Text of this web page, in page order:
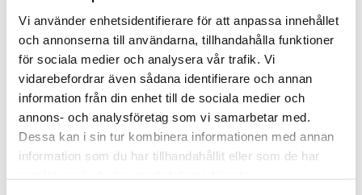
Vi använder enhetsidentifierare för att anpassa innehållet
och annonserna till användarna, tillhandahålla funktioner
för sociala medier och analysera vår trafik. Vi
vidarebefordrar även sådana identifierare och annan
information från din enhet till de sociala medier och
annons- och analysföretag som vi samarbetar med.
Dessa kan i sin tur kombinera informationen med annan
information som du har tillhandahållit eller som de har
523120
Torkrulle Tork W1 Premium Grå 1-
lager
361m/rlRL
Köp